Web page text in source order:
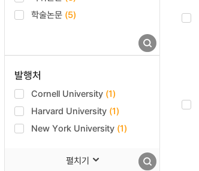
학술논문 (5)
발행처
Cornell University (1)
Harvard University (1)
New York University (1)
펼치기